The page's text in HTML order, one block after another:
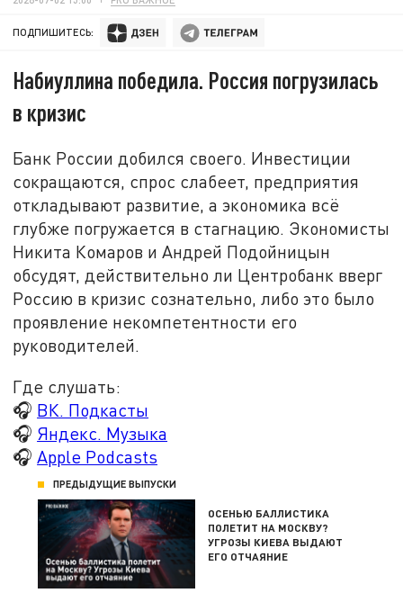
ПОДПИШИТЕСЬ:
Набиуллина победила. Россия погрузилась
в кризис
Банк России добился своего. Инвестиции
сокращаются, спрос слабеет, предприятия
откладывают развитие, а экономика всё
глубже погружается в стагнацию. Экономисты
Никита Комаров и Андрей Подойницын
обсудят, действительно ли Центробанк вверг
Россию в кризис сознательно, либо это было
проявление некомпетентности его
руководителей.
Где слушать:
🎧 ВК. Подкасты
🎧 Яндекс. Музыка
🎧 Apple Podcasts
ПРЕДЫДУЩИЕ ВЫПУСКИ
ОСЕНЬЮ БАЛЛИСТИКА
ПОЛЕТИТ НА МОСКВУ?
УГРОЗЫ КИЕВА ВЫДАЮТ
ЕГО ОТЧАЯНИЕ